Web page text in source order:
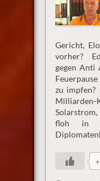
Gericht,
vorher?
gegen Anti
zu impfen?
floh in